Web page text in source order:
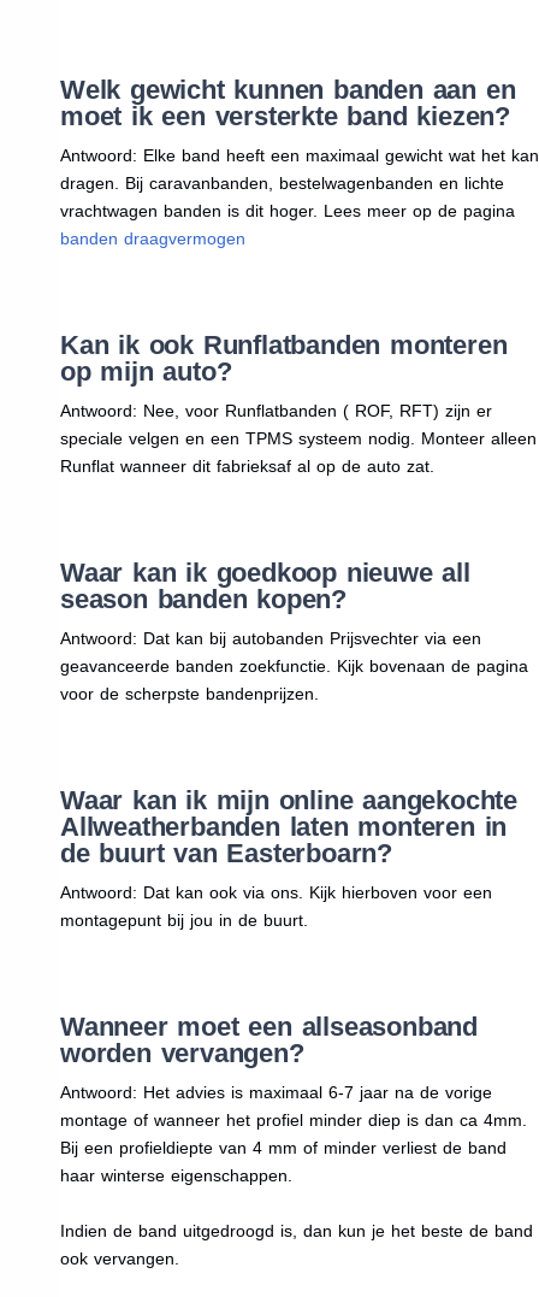
Welk gewicht kunnen banden aan en
moet ik een versterkte band kiezen?
Antwoord: Elke band heeft een maximaal gewicht wat het kan
dragen. Bij caravanbanden, bestelwagenbanden en lichte
vrachtwagen banden is dit hoger. Lees meer op de pagina
banden draagvermogen
Kan ik ook Runflatbanden monteren
op mijn auto?
Antwoord: Nee, voor Runflatbanden ( ROF, RFT) zijn er
speciale velgen en een TPMS systeem nodig. Monteer alleen
Runflat wanneer dit fabrieksaf al op de auto zat.
Waar kan ik goedkoop nieuwe all
season banden kopen?
Antwoord: Dat kan bij autobanden Prijsvechter via een
geavanceerde banden zoekfunctie. Kijk bovenaan de pagina
voor de scherpste bandenprijzen.
Waar kan ik mijn online aangekochte
Allweatherbanden laten monteren in
de buurt van Easterboarn?
Antwoord: Dat kan ook via ons. Kijk hierboven voor een
montagepunt bij jou in de buurt.
Wanneer moet een allseasonband
worden vervangen?
Antwoord: Het advies is maximaal 6-7 jaar na de vorige
montage of wanneer het profiel minder diep is dan ca 4mm.
Bij een profieldiepte van 4 mm of minder verliest de band
haar winterse eigenschappen.
Indien de band uitgedroogd is, dan kun je het beste de band
ook vervangen.